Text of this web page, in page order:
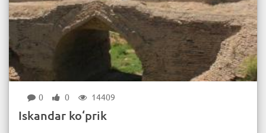
0 0 14409
Iskandar ko‘prik